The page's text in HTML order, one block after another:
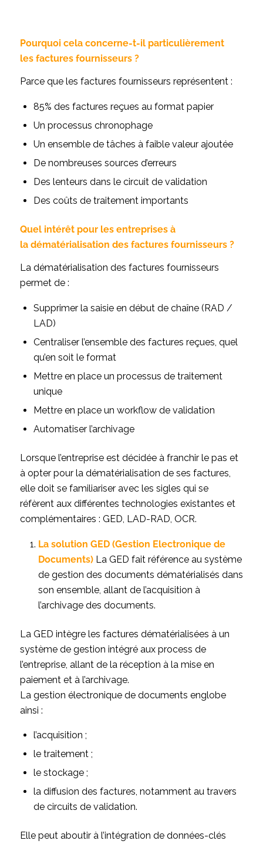
Pourquoi cela concerne-t-il particulièrement
les factures fournisseurs?
Parce que les factures fournisseurs représentent :
85% des factures reçues au format papier
Un processus chronophage
Un ensemble de tâches à faible valeur ajoutée
De nombreuses sources d’erreurs
Des lenteurs dans le circuit de validation
Des coûts de traitement importants
Quel intérêt pour les entreprises à
la dématérialisation des factures fournisseurs?
La dématérialisation des factures fournisseurs
permet de :
Supprimer la saisie en début de chaîne (RAD /
LAD)
Centraliser l’ensemble des factures reçues, quel
qu’en soit le format
Mettre en place un processus de traitement
unique
Mettre en place un workflow de validation
Automatiser l’archivage
Lorsque l’entreprise est décidée à franchir le pas et
à opter pour la dématérialisation de ses factures,
elle doit se familiariser avec les sigles qui se
réfèrent aux différentes technologies existantes et
complémentaires : GED, LAD-RAD, OCR.
La solution GED (Gestion Electronique de
Documents) La GED fait référence au système
de gestion des documents dématérialisés dans
son ensemble, allant de l’acquisition à
l’archivage des documents.
La GED intègre les factures dématérialisées à un
système de gestion intégré aux process de
l’entreprise, allant de la réception à la mise en
paiement et à l’archivage.
La gestion électronique de documents englobe
ainsi :
l’acquisition ;
le traitement ;
le stockage ;
la diffusion des factures, notamment au travers
de circuits de validation.
Elle peut aboutir à l’intégration de données-clés